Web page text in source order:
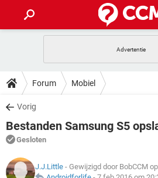
INSTAGRAM
NETFLIX
GRATIS
TIKTOK
HOW-TO
VIDEOBELLEN
NETFLIX
GRATIS
TIKTOK
DOWNLOADS
VIDEOBELLEN
INSTAGRAM
NETFLIX
FORUM
VIDEOBELLEN
INSTAGRAM
ARTIKELEN
Forum Mobiel
Vorig
Bestanden Samsung S5
Gesloten
J.J.Little - Gewijzigd door BobCCM